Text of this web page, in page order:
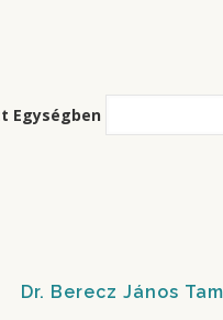
Egységben
Dr. Berecz János